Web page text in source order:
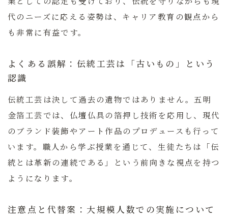
代のニーズに応える姿勢は、キャリア教育の観点から
も非常に有益です。
よくある誤解：伝統工芸は「古いもの」という
認識
伝統工芸は決して過去の遺物ではありません。五明
金箔工芸では、仏壇仏具の箔押し技術を応用し、現代
のブランド装飾やアート作品のプロデュースも行って
います。職人から学ぶ授業を通じて、生徒たちは「伝
統とは革新の連続である」という前向きな視点を持つ
ようになります。
注意点と代替案：大規模人数での実施について